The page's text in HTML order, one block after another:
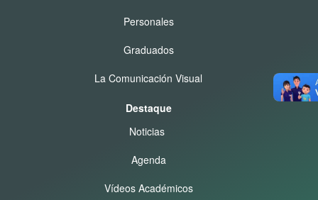
Personales
Graduados
La Comunicación Visual
Destaque
Noticias
Agenda
Vídeos Académicos